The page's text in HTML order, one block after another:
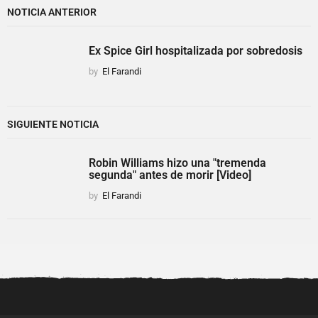
NOTICIA ANTERIOR
Ex Spice Girl hospitalizada por sobredosis
by El Farandi
SIGUIENTE NOTICIA
Robin Williams hizo una "tremenda
segunda" antes de morir [Video]
by El Farandi